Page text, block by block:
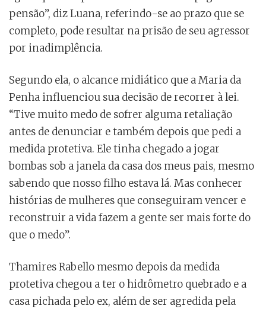
pensão”, diz Luana, referindo-se ao prazo que se
completo, pode resultar na prisão de seu agressor
por inadimplência.
Segundo ela, o alcance midiático que a Maria da
Penha influenciou sua decisão de recorrer à lei.
“Tive muito medo de sofrer alguma retaliação
antes de denunciar e também depois que pedi a
medida protetiva. Ele tinha chegado a jogar
bombas sob a janela da casa dos meus pais, mesmo
sabendo que nosso filho estava lá. Mas conhecer
histórias de mulheres que conseguiram vencer e
reconstruir a vida fazem a gente ser mais forte do
que o medo”.
Thamires Rabello mesmo depois da medida
protetiva chegou a ter o hidrômetro quebrado e a
casa pichada pelo ex, além de ser agredida pela